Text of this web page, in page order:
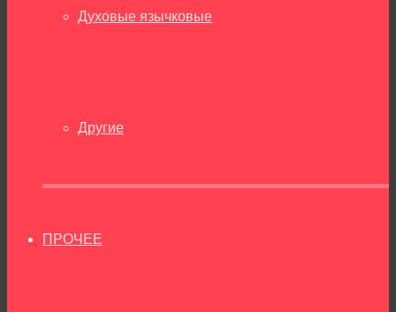
Духовые язычковые
Другие
ПРОЧЕЕ